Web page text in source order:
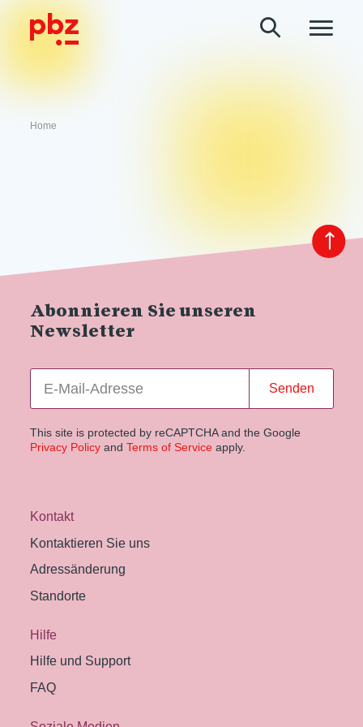
Home
Abonnieren Sie unseren
Newsletter
Senden
This site is protected by reCAPTCHA and the Google
Privacy Policyand Terms of Service apply.
Kontakt
Kontaktieren Sie uns
Adressänderung
Standorte
Hilfe
Hilfe und Support
FAQ